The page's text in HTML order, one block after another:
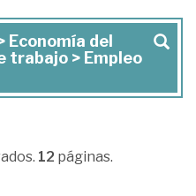
Economía del
trabajo > Empleo
12 páginas.